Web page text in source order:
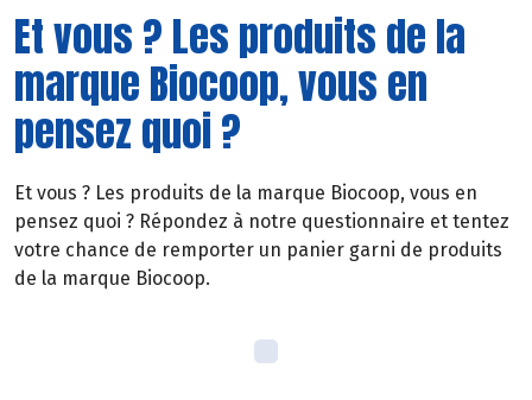
Et vous ? Les produits de la
marque Biocoop, vous en
pensez quoi ?
Et vous ? Les produits de la marque Biocoop, vous en
pensez quoi ? Répondez à notre questionnaire et tentez
votre chance de remporter un panier garni de produits
de la marque Biocoop.